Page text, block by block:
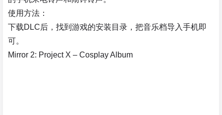
使用方法：
下载DLC后，找到游戏的安装目录，把音乐档导入手机即
可。
Mirror 2: Project X – Cosplay Album